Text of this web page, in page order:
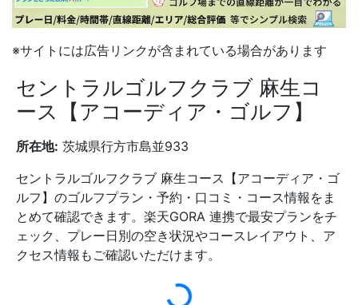
※サイトには広告リンクが含まれている場合があります
セントラルゴルフクラブ 麻生コ
ース【アコーディア・ゴルフ】
所在地: 茨城県行方市島並933
セントラルゴルフクラブ 麻生コース【アコーディア・ゴ
ルフ】のゴルフプラン・予約・口コミ・コース情報をま
とめて確認できます。楽天GORA 連携で最安プランをチ
ェック、プレー日別の空き状況やコースレイアウト、ア
クセス情報もご確認いただけます。